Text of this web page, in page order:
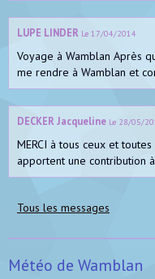
LUPE LINDER Le 17/04/2014
Voyage à Wamblan Après
me rendre à Wamblan et
DECKER Jacqueline Le 28/05/
MERCI à tous ceux et
apportent une contribution
Tous les messages
Météo de Wamblan